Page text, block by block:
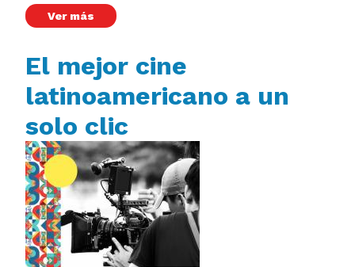
Ver más
El mejor cine
latinoamericano a un
solo clic